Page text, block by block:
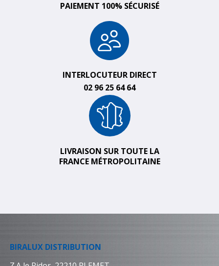
PAIEMENT 100% SÉCURISÉ
INTERLOCUTEUR DIRECT
02 96 25 64 64
LIVRAISON SUR TOUTE LA
FRANCE MÉTROPOLITAINE
BIRALUX DISTRIBUTION